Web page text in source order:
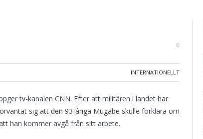
0
INTERNATIONELLT
tv-kanalen CNN. Efter att militären i landet har
sig att den 93-åriga Mugabe skulle förklara om
han kommer avgå från sitt arbete.